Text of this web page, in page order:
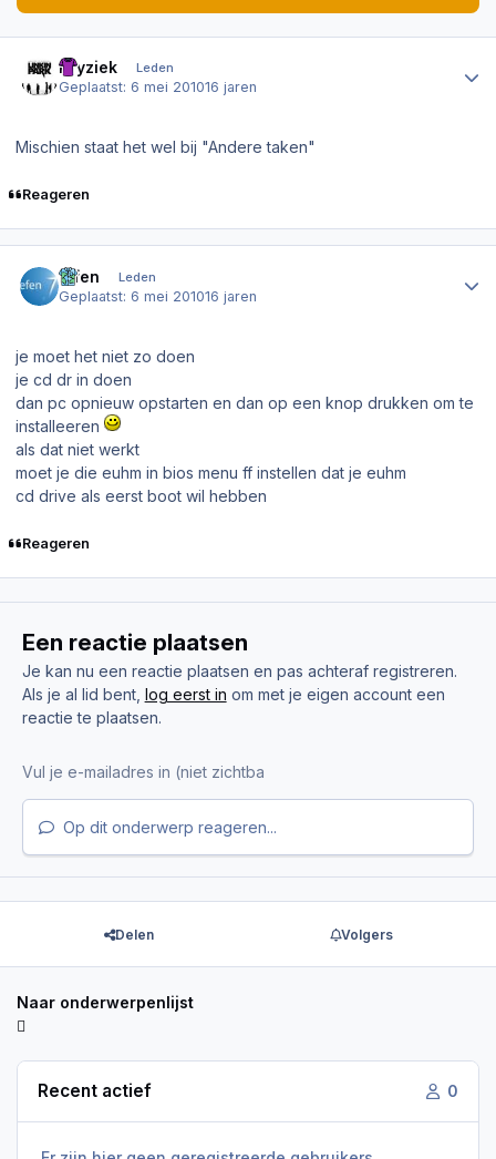
Kryziek Leden
Geplaatst:6 mei 201016 jaren
Mischien staat het wel bij "Andere taken"
Reageren
iefen Leden
Geplaatst:6 mei 201016 jaren
je moet het niet zo doen
je cd dr in doen
dan pc opnieuw opstarten en dan op een knop drukken om te
installeeren
als dat niet werkt
moet je die euhm in bios menu ff instellen dat je euhm
cd drive als eerst boot wil hebben
Reageren
Een reactie plaatsen
Je kan nu een reactie plaatsen en pas achteraf registreren.
Als je al lid bent, log eerst in om met je eigen account een
reactie te plaatsen.
Op dit onderwerp reageren...
Delen Volgers
Naar onderwerpenlijst
Recent actief 0